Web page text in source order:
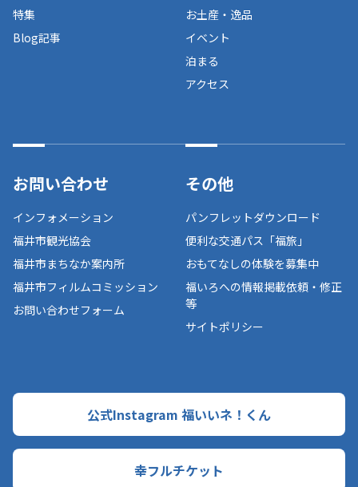
特集
Blog記事
お土産・逸品
イベント
泊まる
アクセス
お問い合わせ
インフォメーション
福井市観光協会
福井市まちなか案内所
福井市フィルムコミッション
お問い合わせフォーム
その他
パンフレットダウンロード
便利な交通パス「福旅」
おもてなしの体験を募集中
福いろへの情報掲載依頼・修正
等
サイトポリシー
公式Instagram 福いいネ！くん
幸フルチケット